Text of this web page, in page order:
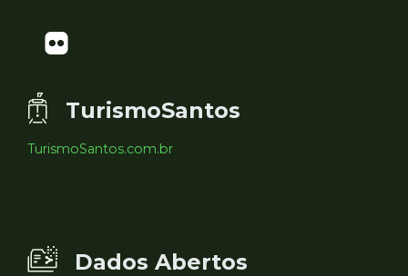
TurismoSantos
TurismoSantos.com.br
Dados Abertos